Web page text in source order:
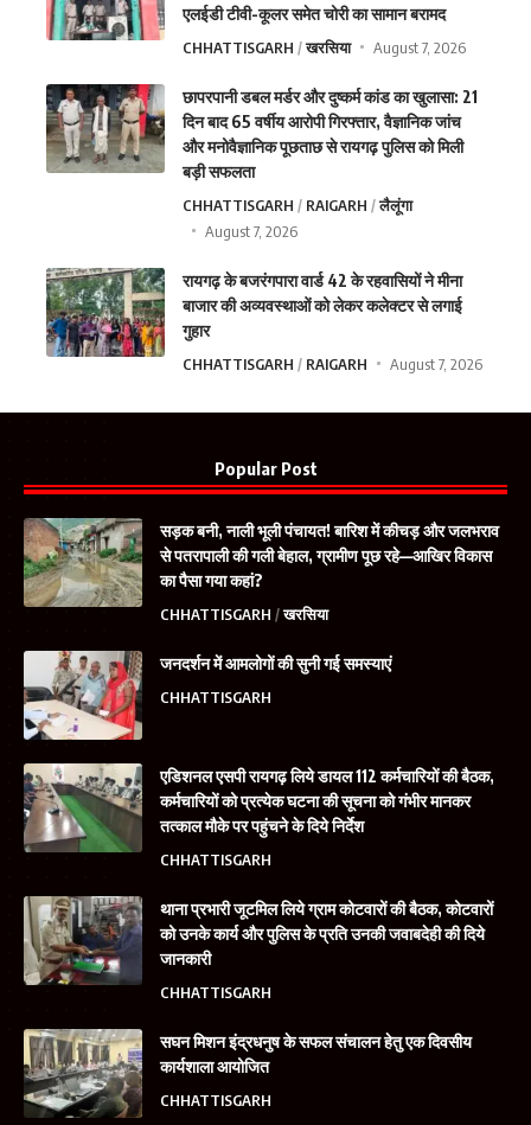
एलईडी टीवी-कूलर समेत चोरी का सामान बरामद
CHHATTISGARH खरसिया August 7, 2026
छापरपानी डबल मर्डर और दुष्कर्म कांड का खुलासा: 21
दिन बाद 65 वर्षीय आरोपी गिरफ्तार, वैज्ञानिक जांच
और मनोवैज्ञानिक पूछताछ से रायगढ़ पुलिस को मिली
बड़ी सफलता
CHHATTISGARH RAIGARH
लैलूंगा
August 7, 2026
रायगढ़ के बजरंगपारा वार्ड 42 के रहवासियों ने मीना
बाजार की अव्यवस्थाओं को लेकर कलेक्टर से लगाई
गुहार
CHHATTISGARH RAIGARH August 7, 2026
Popular Post
सड़क बनी, नाली भूली पंचायत! बारिश में कीचड़ और जलभराव
से पतरापाली की गली बेहाल, ग्रामीण पूछ रहे—आखिर विकास
का पैसा गया कहां?
CHHATTISGARH खरसिया
जनदर्शन में आमलोगों की सुनी गई समस्याएं
CHHATTISGARH
एडिशनल एसपी रायगढ़ लिये डायल 112 कर्मचारियों की बैठक,
कर्मचारियों को प्रत्येक घटना की सूचना को गंभीर मानकर
तत्काल मौके पर पहुंचने के दिये निर्देश
CHHATTISGARH
थाना प्रभारी जूटमिल लिये ग्राम कोटवारों की बैठक, कोटवारों
को उनके कार्य और पुलिस के प्रति उनकी जवाबदेही की दिये
जानकारी
CHHATTISGARH
सघन मिशन इंद्रधनुष के सफल संचालन हेतु एक दिवसीय
कार्यशाला आयोजित
CHHATTISGARH